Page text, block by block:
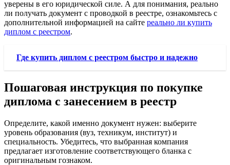
уверены в его юридической силе. А для понимания, реально
ли получать документ с проводкой в реестре, ознакомьтесь с
дополнительной информацией на сайте реально ли купить
диплом с реестром.
Где купить диплом с реестром быстро и надежно
Пошаговая инструкция по покупке
диплома с занесением в реестр
Определите, какой именно документ нужен: выберите
уровень образования (вуз, техникум, институт) и
специальность. Убедитесь, что выбранная компания
предлагает изготовление соответствующего бланка с
оригинальным гознаком.